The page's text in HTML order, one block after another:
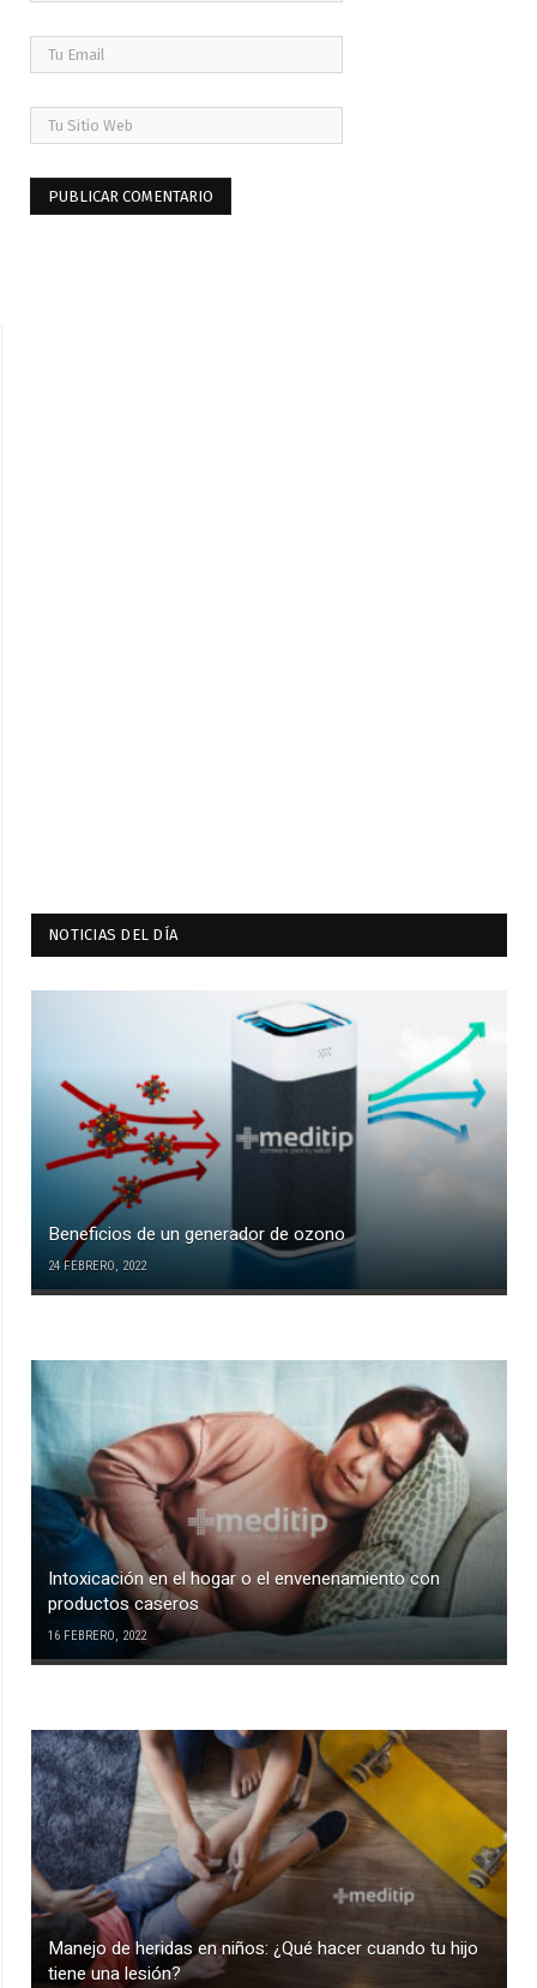
NOTICIAS DEL DÍA
Beneficios de un generador de ozono
24 FEBRERO, 2022
Intoxicación en el hogar o el envenenamiento con
productos caseros
16 FEBRERO, 2022
Manejo de heridas en niños: ¿Qué hacer cuando tu hijo
tiene una lesión?